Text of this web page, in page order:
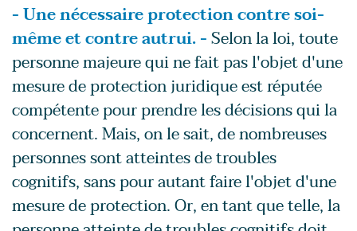
- Une nécessaire protection contre soi-
même et contre autrui. -Selon la loi, toute
personne majeure qui ne fait pas l'objet d'une
mesure de protection juridique est réputée
compétente pour prendre les décisions qui la
concernent. Mais, on le sait, de nombreuses
personnes sont atteintes de troubles
cognitifs, sans pour autant faire l'objet d'une
mesure de protection. Or, en tant que telle, la